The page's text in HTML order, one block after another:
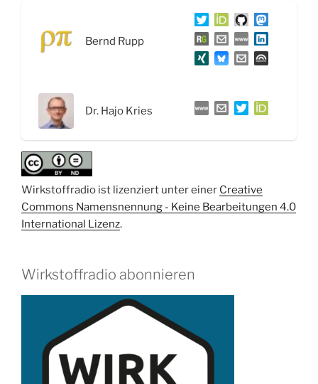
Naturstoffen
Evolution
Interview
Dr.
Kries“
Bernd Rupp
Dr. Hajo Kries
Wirkstoffradio ist lizenziert unter einer Creative
Commons Namensnennung - Keine Bearbeitungen 4.0
International Lizenz.
Wirkstoffradio abonnieren